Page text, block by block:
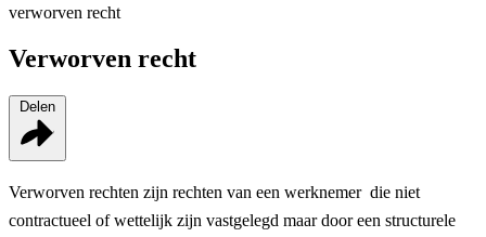
verworven recht
Verworven recht
Verworven rechten zijn rechten van een werknemer die niet
contractueel of wettelijk zijn vastgelegd maar door een structurele